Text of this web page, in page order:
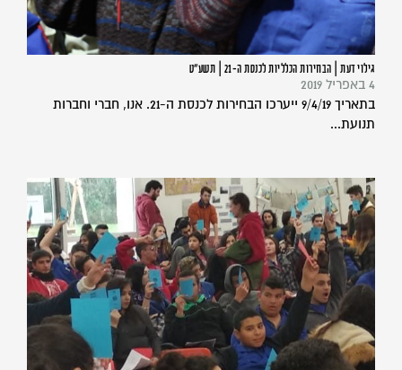
גילוי דעת | הבחירות הכלליות לכנסת ה-21 | תשע"ט
4 באפריל 2019
בתאריך 9/4/19 ייערכו הבחירות לכנסת ה-21. אנו, חברי וחברות
תנועת...